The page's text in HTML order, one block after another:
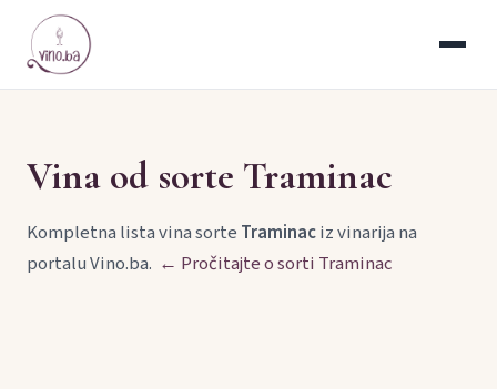
Vina od sorte Traminac
Kompletna lista vina sorte Traminaciz vinarija na
portalu Vino.ba. ← Pročitajte o sorti Traminac